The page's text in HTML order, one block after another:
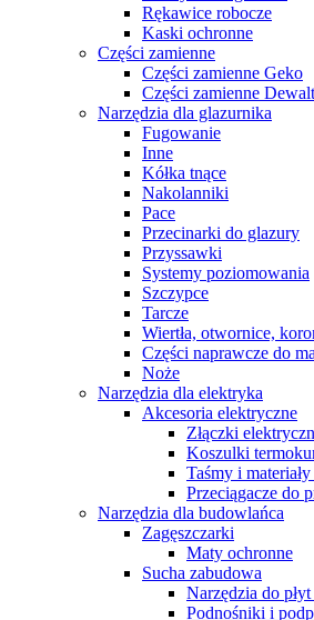
Rękawice robocze
Kaski ochronne
Części zamienne
Części zamienne Geko
Części zamienne Dewalt
Narzędzia dla glazurnika
Fugowanie
Inne
Kółka tnące
Nakolanniki
Pace
Przecinarki do glazury
Przyssawki
Systemy poziomowania
Szczypce
Tarcze
Wiertła, otwornice,
Części naprawcze do
Noże
Narzędzia dla elektryka
Akcesoria elektryczne
Złączki
Koszulki
Taśmy i
Przeciągacze do
Narzędzia dla budowlańca
Zagęszczarki
Maty ochronne
Sucha zabudowa
Narzędzia do
Podnośniki i